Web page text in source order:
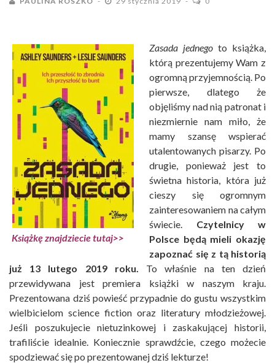
Książkę znajdziecie tutaj>>
Zasada jednego to książka,
którą prezentujemy Wam z
ogromną przyjemnością. Po
pierwsze, dlatego że
objęliśmy nad nią patronat i
niezmiernie nam miło, że
mamy szansę wspierać
utalentowanych pisarzy. Po
drugie, ponieważ jest to
świetna historia, która już
cieszy się ogromnym
zainteresowaniem na całym
świecie. Czytelnicy w
Polsce będą mieli okazję
zapoznać się z tą historią
już 13 lutego 2019 roku. To właśnie na ten dzień
przewidywana jest premiera książki w naszym kraju.
Prezentowana dziś powieść przypadnie do gustu wszystkim
wielbicielom science fiction oraz literatury młodzieżowej.
Jeśli poszukujecie nietuzinkowej i zaskakującej historii,
trafiliście idealnie. Koniecznie sprawdźcie, czego możecie
spodziewać się po prezentowanej dziś lekturze!